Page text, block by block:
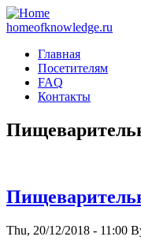
homeofknowledge.ru
Главная
Посетителям
FAQ
Контакты
Thu, 20/12/2018 - 11:00